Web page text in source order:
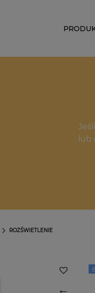
lub
ROZŚWIETLENIE